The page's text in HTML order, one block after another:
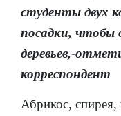
студенты двух
посадки, чтобы
деревьев,-
корреспондент
Абрикос, спирея,